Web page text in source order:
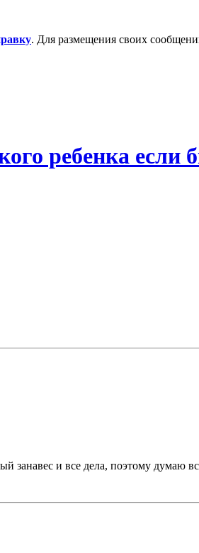
. Для размещения своих
ребенка
занавес и все дела, поэтому думаю